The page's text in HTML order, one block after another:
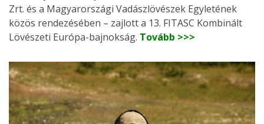
Zrt. és a Magyarországi Vadászlövészek Egyletének
közös rendezésében – zajlott a 13. FITASC Kombinált
Lövészeti Európa-bajnokság. Tovább >>>